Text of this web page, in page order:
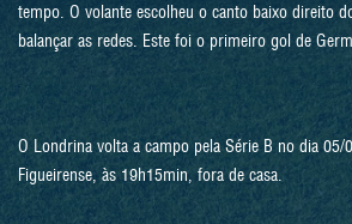
tempo. O volante escolheu o canto baixo direito
balançar as redes. Este foi o primeiro gol de
O Londrina volta a campo pela Série B no dia 05/
Figueirense, às 19h15min, fora de casa.